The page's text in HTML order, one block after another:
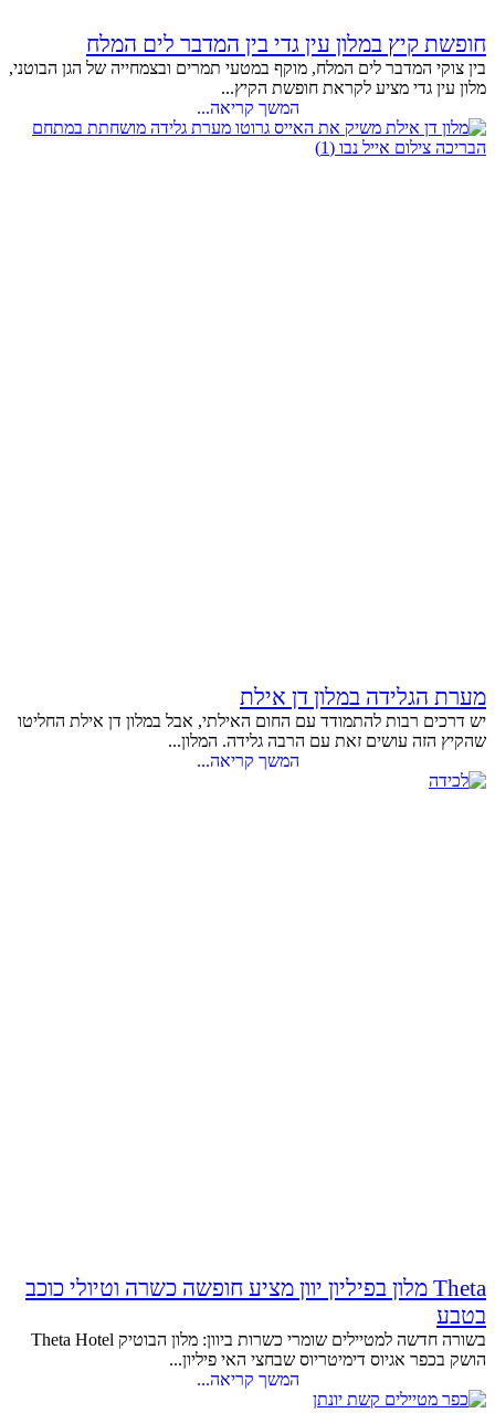
חופשת קיץ במלון עין גדי בין המדבר לים המלח
בין צוקי המדבר לים המלח, מוקף במטעי תמרים ובצמחייה של הגן הבוטני,
מלון עין גדי מציע לקראת חופשת הקיץ...
המשך קריאה...
מערת הגלידה במלון דן אילת
יש דרכים רבות להתמודד עם החום האילתי, אבל במלון דן אילת החליטו
שהקיץ הזה עושים זאת עם הרבה גלידה. המלון...
המשך קריאה...
Theta מלון בפיליון יוון מציע חופשה כשרה וטיולי כוכב
בטבע
בשורה חדשה למטיילים שומרי כשרות ביוון: מלון הבוטיק Theta Hotel
הושק בכפר אגיוס דימיטריוס שבחצי האי פיליון...
המשך קריאה...